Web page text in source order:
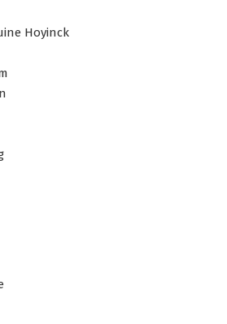
Hoyinck